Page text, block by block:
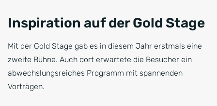
Inspiration auf der Gold Stage
Mit der Gold Stage gab es in diesem Jahr erstmals eine
zweite Bühne. Auch dort erwartete die Besucher ein
abwechslungsreiches Programm mit spannenden
Vorträgen.